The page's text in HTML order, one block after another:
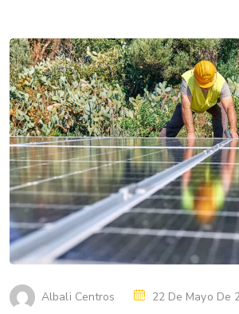
Albali Centros
22 De Mayo De